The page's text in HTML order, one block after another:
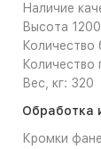
Наличие
Высота
Количество
Количество
Вес, кг: 320
Обработка
Кромки